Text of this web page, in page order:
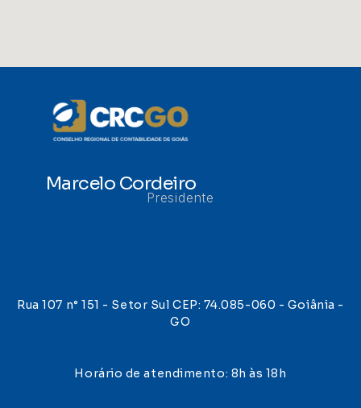
Marcelo Cordeiro
Presidente
Rua 107 n° 151 - Setor Sul CEP: 74.085-060 - Goiânia -
GO
Horário de atendimento: 8h às 18h